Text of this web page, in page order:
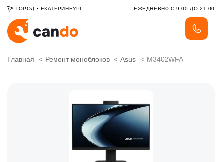
ГОРОД • ЕКАТЕРИНБУРГ ЕЖЕДНЕВНО С 9:00 ДО 21:00
Главная Ремонт моноблоков Asus M3402WFA